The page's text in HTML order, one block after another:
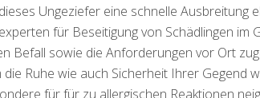
Ungeziefer eine schnelle Ausbreitung
für Beseitigung von Schädlingen im
Befall sowie die Anforderungen vor Ort
Ruhe wie auch Sicherheit Ihrer Gegend
für für zu allergischen Reaktionen